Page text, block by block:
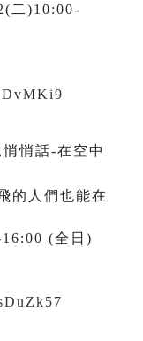
二)10:00-
悄話-在空中
的人們也能在
(全日)